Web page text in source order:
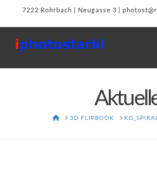
7222 Rohrbach | Neugasse 3 |
HOME3D FLIPBOOK